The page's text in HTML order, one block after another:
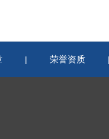
| 荣誉资质